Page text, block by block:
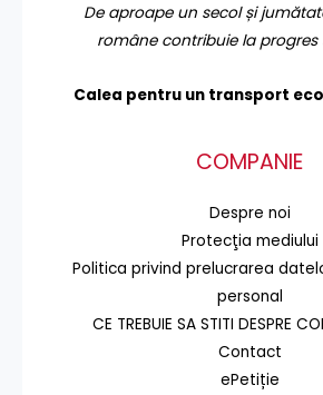
De aproape un secol și
române contribuie la progres
Calea pentru un transport
COMPANIE
Despre noi
Protecţia mediului
Politica privind prelucrarea
personal
CE TREBUIE SA STITI DESPRE
Contact
ePetiție